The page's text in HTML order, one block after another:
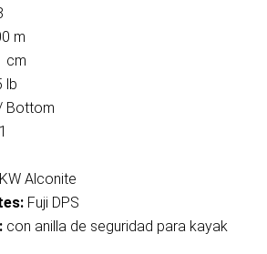
m
cm
lb
Bottom
Alconite
Fuji DPS
con anilla de seguridad para kayak